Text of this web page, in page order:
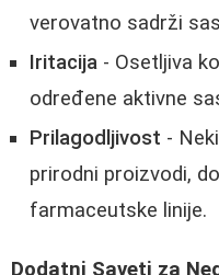
verovatno sadrži
Iritacija - Osetljiva
određene aktivne
Prilagodljivost -
prirodni proizvodi,
farmaceutske linije.
Dodatni Saveti za